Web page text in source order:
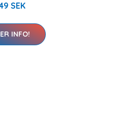
SEK
INFO!